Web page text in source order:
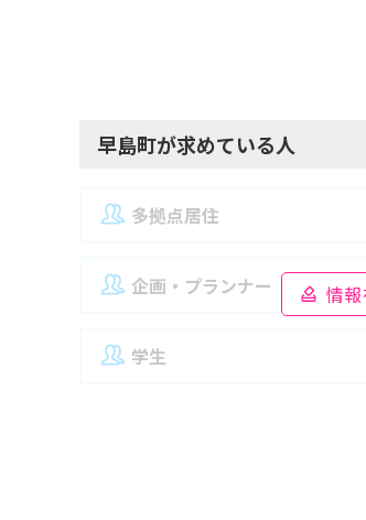
早島町が求めている人
情
多拠点居住
企画・プランナー
学生